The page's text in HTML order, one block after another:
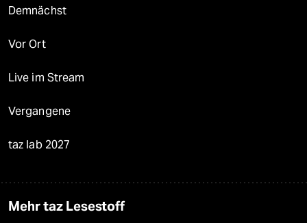
Demnächst
Vor Ort
Live im Stream
Vergangene
taz lab 2027
Mehr taz Lesestoff